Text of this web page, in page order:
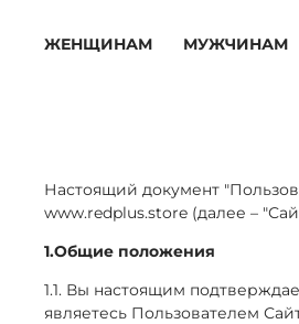
ЖЕНЩИНАМ МУЖЧИНАМ
Настоящий документ
www.redplus.store (далее –
1.Общие положения
1.1. Вы настоящим
являетесь Пользователем